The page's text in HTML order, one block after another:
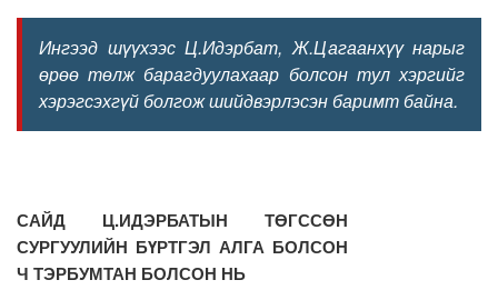
Ингээд шүүхээс Ц.Идэрбат, Ж.Цагаанхүү нарыг
өрөө төлж барагдуулахаар болсон тул хэргийг
хэрэгсэхгүй болгож шийдвэрлэсэн баримт байна.
САЙД Ц.ИДЭРБАТЫН ТӨГССӨН
СУРГУУЛИЙН БҮРТГЭЛ АЛГА БОЛСОН
Ч ТЭРБУМТАН БОЛСОН НЬ